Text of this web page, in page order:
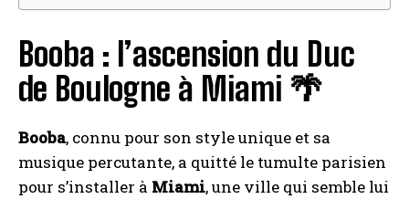
Booba : l’ascension du Duc
de Boulogne à Miami 🌴
Booba, connu pour son style unique et sa
musique percutante, a quitté le tumulte parisien
pour s’installer à Miami, une ville qui semble lui